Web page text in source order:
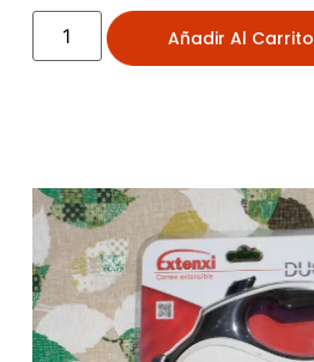
Añadir Al Carrito